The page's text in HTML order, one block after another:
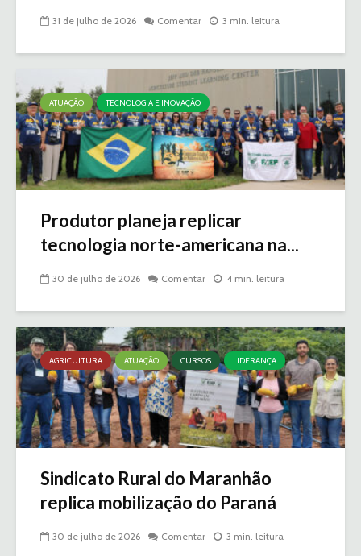
31 de julho de 2026 Comentar 3 min. leitura
ATUAÇÃO TECNOLOGIA E INOVAÇÃO
Produtor planeja replicar
tecnologia norte-americana na...
30 de julho de 2026 Comentar 4 min. leitura
AGRICULTURA ATUAÇÃO CURSOS LIDERANÇA
Sindicato Rural do Maranhão
replica mobilização do Paraná
30 de julho de 2026 Comentar 3 min. leitura